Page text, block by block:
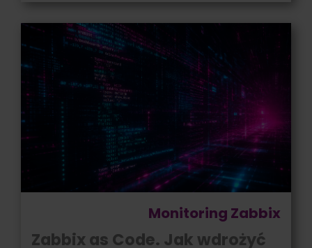
Monitoring Zabbix
Zabbix as Code. Jak wdrożyć